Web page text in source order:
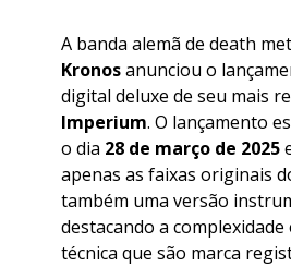
A banda alemã de death
Kronosanunciou o
digital deluxe de seu mais
Imperium. O lançamento
o dia 28 de março de 2025
apenas as faixas originais
também uma versão
destacando a
técnica que são marca